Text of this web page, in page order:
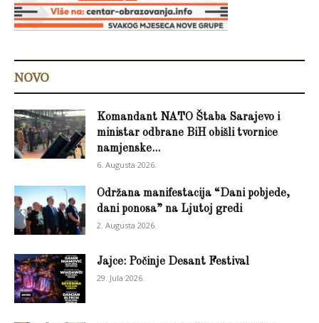
NOVO
Komandant NATO Štaba Sarajevo i
ministar odbrane BiH obišli tvornice
namjenske...
6. Augusta 2026.
Održana manifestacija “Dani pobjede,
dani ponosa” na Ljutoj gredi
2. Augusta 2026.
Jajce: Počinje Desant Festival
29. Jula 2026.